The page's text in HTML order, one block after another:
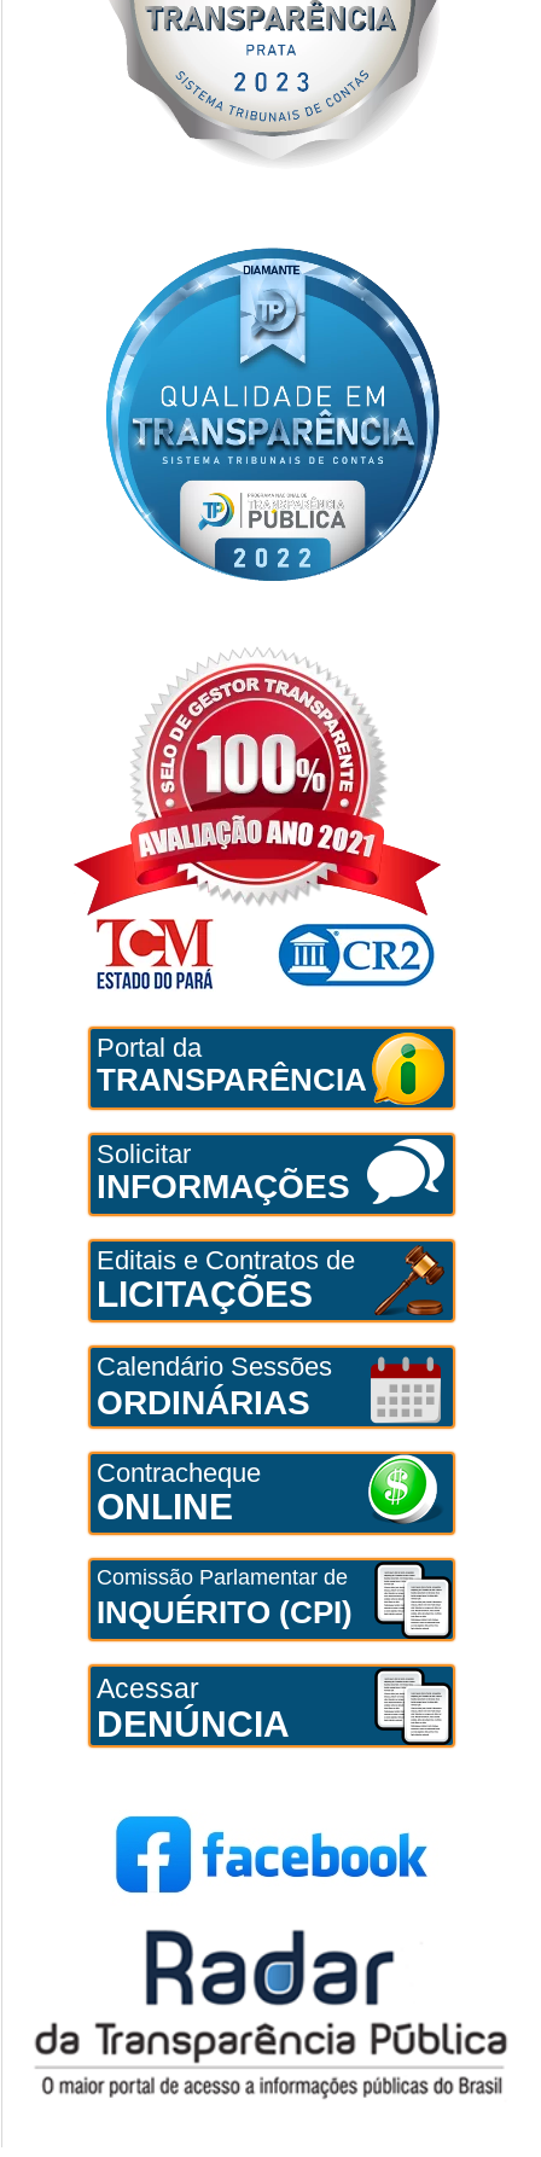
Portal da
TRANSPARÊNCIA
Solicitar
INFORMAÇÕES
Editais e Contratos de
LICITAÇÕES
Calendário Sessões
ORDINÁRIAS
Contracheque
ONLINE
Comissão Parlamentar de
INQUÉRITO (CPI)
Acessar
DENÚNCIA